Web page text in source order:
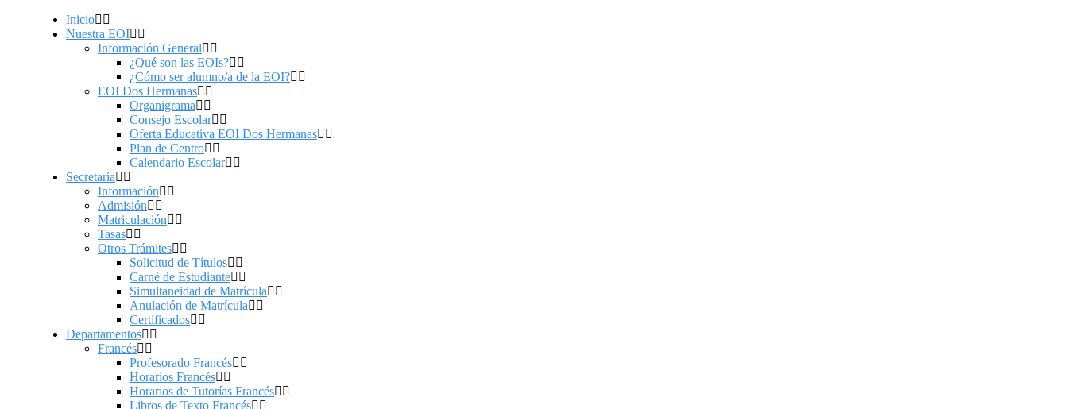
Inicio
Nuestra EOI
Información General
¿Qué son las EOIs?
¿Cómo ser alumno/a de la EOI?
EOI Dos Hermanas
Organigrama
Consejo Escolar
Oferta Educativa EOI Dos Hermanas
Plan de Centro
Calendario Escolar
Secretaría
Información
Admisión
Matriculación
Tasas
Otros Trámites
Solicitud de Títulos
Carné de Estudiante
Simultaneidad de Matrícula
Anulación de Matrícula
Certificados
Departamentos
Francés
Profesorado Francés
Horarios Francés
Horarios de Tutorías Francés
Libros de Texto Francés